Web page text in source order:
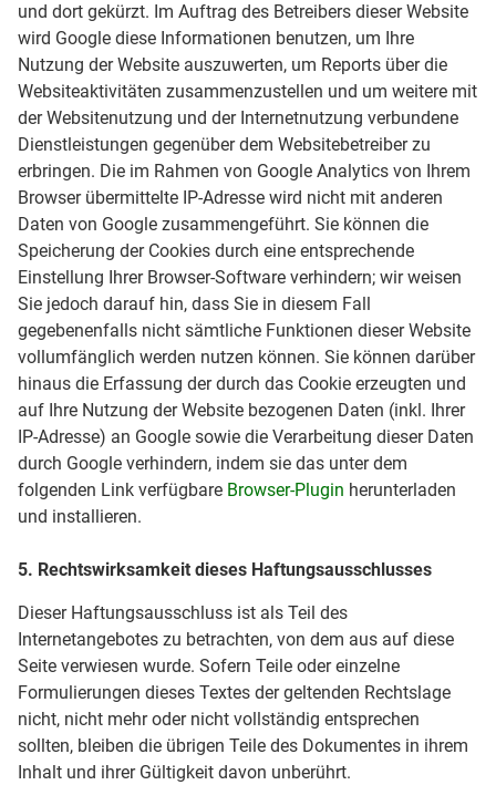
und dort gekürzt. Im Auftrag des Betreibers dieser Website
wird Google diese Informationen benutzen, um Ihre
Nutzung der Website auszuwerten, um Reports über die
Websiteaktivitäten zusammenzustellen und um weitere mit
der Websitenutzung und der Internetnutzung verbundene
Dienstleistungen gegenüber dem Websitebetreiber zu
erbringen. Die im Rahmen von Google Analytics von Ihrem
Browser übermittelte IP-Adresse wird nicht mit anderen
Daten von Google zusammengeführt. Sie können die
Speicherung der Cookies durch eine entsprechende
Einstellung Ihrer Browser-Software verhindern; wir weisen
Sie jedoch darauf hin, dass Sie in diesem Fall
gegebenenfalls nicht sämtliche Funktionen dieser Website
vollumfänglich werden nutzen können. Sie können darüber
hinaus die Erfassung der durch das Cookie erzeugten und
auf Ihre Nutzung der Website bezogenen Daten (inkl. Ihrer
IP-Adresse) an Google sowie die Verarbeitung dieser Daten
durch Google verhindern, indem sie das unter dem
folgenden Link verfügbare Browser-Plugin herunterladen
und installieren.
5. Rechtswirksamkeit dieses Haftungsausschlusses
Dieser Haftungsausschluss ist als Teil des
Internetangebotes zu betrachten, von dem aus auf diese
Seite verwiesen wurde. Sofern Teile oder einzelne
Formulierungen dieses Textes der geltenden Rechtslage
nicht, nicht mehr oder nicht vollständig entsprechen
sollten, bleiben die übrigen Teile des Dokumentes in ihrem
Inhalt und ihrer Gültigkeit davon unberührt.